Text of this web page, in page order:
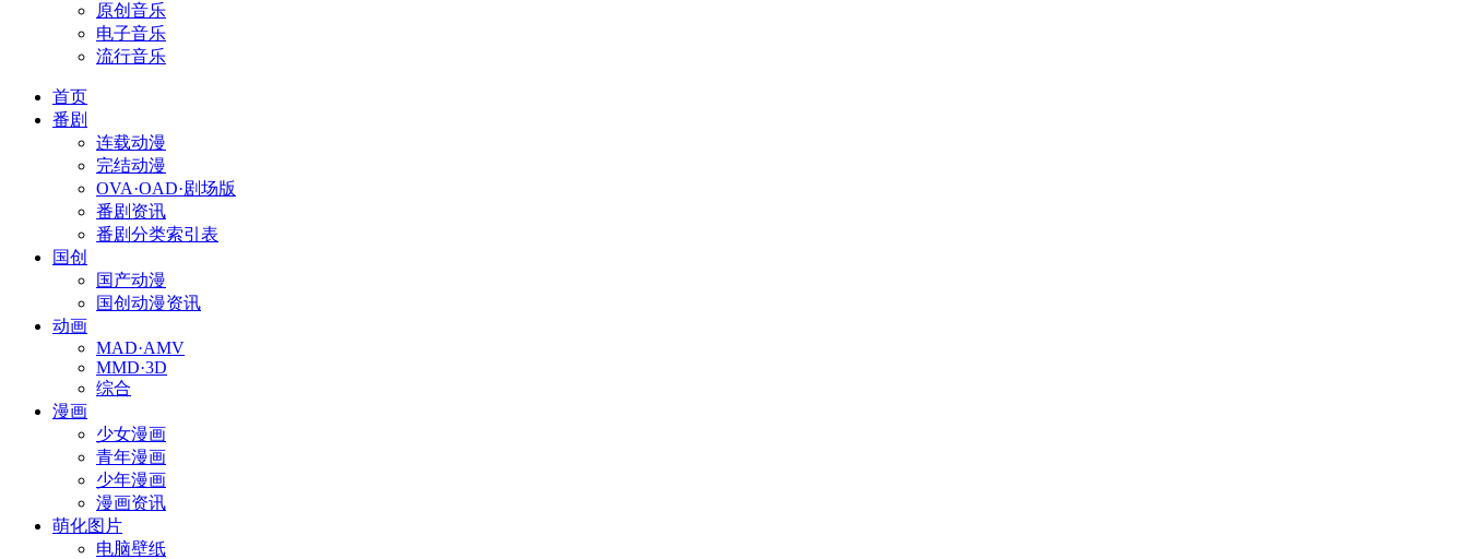
原创音乐
电子音乐
流行音乐
首页
番剧
连载动漫
完结动漫
OVA·OAD·剧场版
番剧资讯
番剧分类索引表
国创
国产动漫
国创动漫资讯
动画
MAD·AMV
MMD·3D
综合
漫画
少女漫画
青年漫画
少年漫画
漫画资讯
萌化图片
电脑壁纸